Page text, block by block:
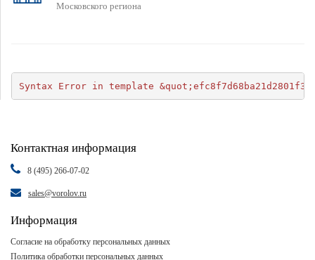
Московского региона
Syntax Error in template
Контактная информация
8 (495) 266-07-02
sales@vorolov.ru
Информация
Согласие на обработку персональных данных
Политика обработки персональных данных